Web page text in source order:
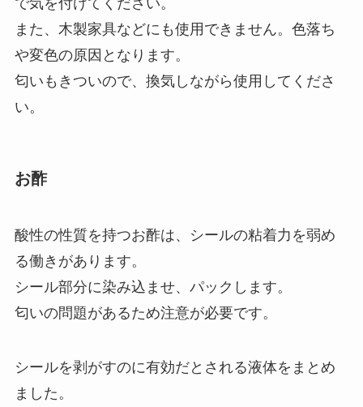
で気を付けてください。
また、木製家具などにも使用できません。色落ち
や変色の原因となります。
匂いもきついので、換気しながら使用してくださ
い。
お酢
酸性の性質を持つお酢は、シールの粘着力を弱め
る働きがあります。
シール部分に染み込ませ、パックします。
匂いの問題があるため注意が必要です。
シールを剥がすのに有効だとされる液体をまとめ
ました。